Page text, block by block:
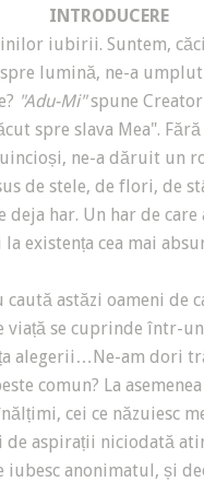
INTRODUCERE
iubirii. Suntem,
lumină, ne-a
"Adu-Mi"spune
spre slava Mea".
ne-a dăruit un
de stele, de flori, de
har. Un har de
existența cea mai
astăzi oameni de
se cuprinde într-un
alegerii…Ne-am dori
comun? La
cei ce năzuiesc
de aspirații niciodată
anonimatul, și